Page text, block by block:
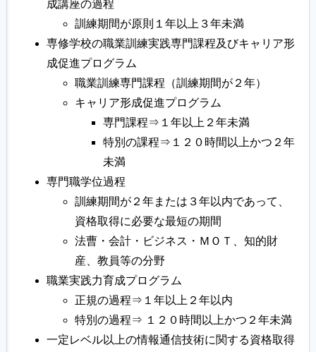
成講座の過程
訓練期間が原則１年以上３年未満
専修学校の職業訓練実践専門課程及びキャリア形
成促進プログラム
職業訓練専門課程（訓練期間が２年）
キャリア形成促進プログラム
専門課程⇒１年以上２年未満
特別の課程⇒１２０時間以上かつ２年
未満
専門職学位過程
訓練期間が２年または３年以内であって、
資格取得に必要な最短の期間
法曹・会計・ビジネス・ＭＯＴ、知的財
産、教員等の分野
職業実践力育成プログラム
正規の過程⇒１年以上２年以内
特別の過程⇒ １２０時間以上かつ２年未満
一定レベル以上の情報通信技術に関する資格取得